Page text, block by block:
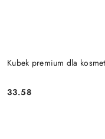
Kubek premium dla
Cena:
33.58